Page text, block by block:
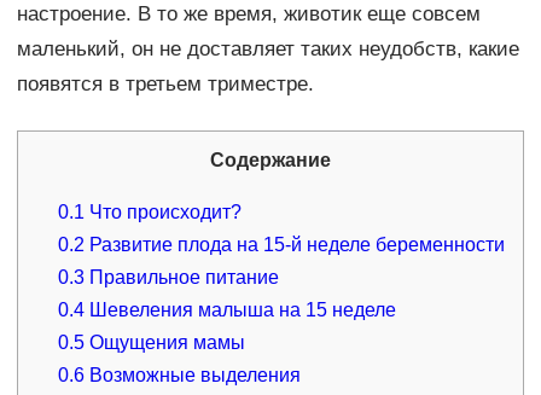
настроение. В то же время, животик еще совсем
маленький, он не доставляет таких неудобств, какие
появятся в третьем триместре.
Содержание
0.1 Что происходит?
0.2 Развитие плода на 15-й неделе беременности
0.3 Правильное питание
0.4 Шевеления малыша на 15 неделе
0.5 Ощущения мамы
0.6 Возможные выделения